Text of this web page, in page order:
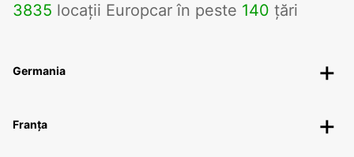
3835 locații Europcar în peste 140 țări
Germania
Franța